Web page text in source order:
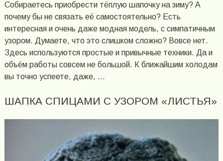
Собираетесь приобрести тёплую шапочку на зиму? А
почему бы не связать её самостоятельно? Есть
интересная и очень даже модная модель, с симпатичным
узором. Думаете, что это слишком сложно? Вовсе нет.
Здесь используются простые и привычные техники. Да и
объём работы совсем не большой. К ближайшим холодам
вы точно успеете, даже, …
ШАПКА СПИЦАМИ С УЗОРОМ «ЛИСТЬЯ»